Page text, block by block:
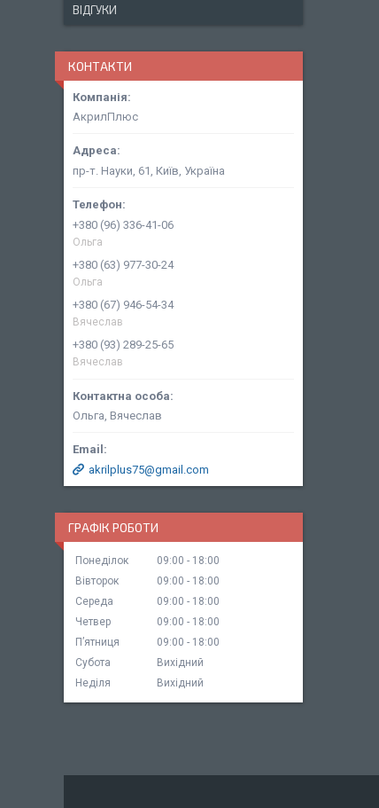
ВІДГУКИ
КОНТАКТИ
АкрилПлюс
пр-т. Науки, 61, Київ, Україна
+380 (96) 336-41-06
Ольга
+380 (63) 977-30-24
Ольга
+380 (67) 946-54-34
Вячеслав
+380 (93) 289-25-65
Вячеслав
Ольга, Вячеслав
akrilplus75@gmail.com
ГРАФІК РОБОТИ
Понеділок 09:00
18:00
Вівторок
09:00
18:00
Середа
09:00
18:00
Четвер
09:00
18:00
Пʼятниця
09:00
18:00
Субота
Вихідний
Неділя
Вихідний